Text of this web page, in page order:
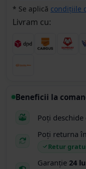
* Se aplică condițiile
Livram cu:
Beneficii la
Poți
Poți returna în
Retur
Garanție 24